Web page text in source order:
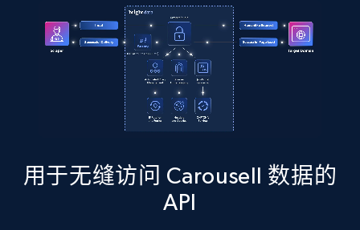
Instagram - Posts
URL, User posted, Description, Hashtags, Num
comments, Date posted, Likes, Photos, and
1.6K+
Instagram - Posts - Collects posts from a
用于无缝访问 Carousell 数据的
API